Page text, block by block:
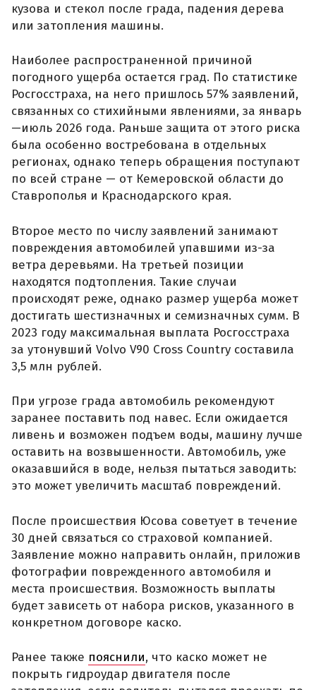
кузова и стекол после града, падения дерева
или затопления машины.
Наиболее распространенной причиной
погодного ущерба остается град. По статистике
Росгосстраха, на него пришлось 57% заявлений,
связанных со стихийными явлениями, за январь
—июль 2026 года. Раньше защита от этого риска
была особенно востребована в отдельных
регионах, однако теперь обращения поступают
по всей стране — от Кемеровской области до
Ставрополья и Краснодарского края.
Второе место по числу заявлений занимают
повреждения автомобилей упавшими из-за
ветра деревьями. На третьей позиции
находятся подтопления. Такие случаи
происходят реже, однако размер ущерба может
достигать шестизначных и семизначных сумм. В
2023 году максимальная выплата Росгосстраха
за утонувший Volvo V90 Cross Country составила
3,5 млн рублей.
При угрозе града автомобиль рекомендуют
заранее поставить под навес. Если ожидается
ливень и возможен подъем воды, машину лучше
оставить на возвышенности. Автомобиль, уже
оказавшийся в воде, нельзя пытаться заводить:
это может увеличить масштаб повреждений.
После происшествия Юсова советует в течение
30 дней связаться со страховой компанией.
Заявление можно направить онлайн, приложив
фотографии поврежденного автомобиля и
места происшествия. Возможность выплаты
будет зависеть от набора рисков, указанного в
конкретном договоре каско.
Ранее также пояснили, что каско может не
покрыть гидроудар двигателя после